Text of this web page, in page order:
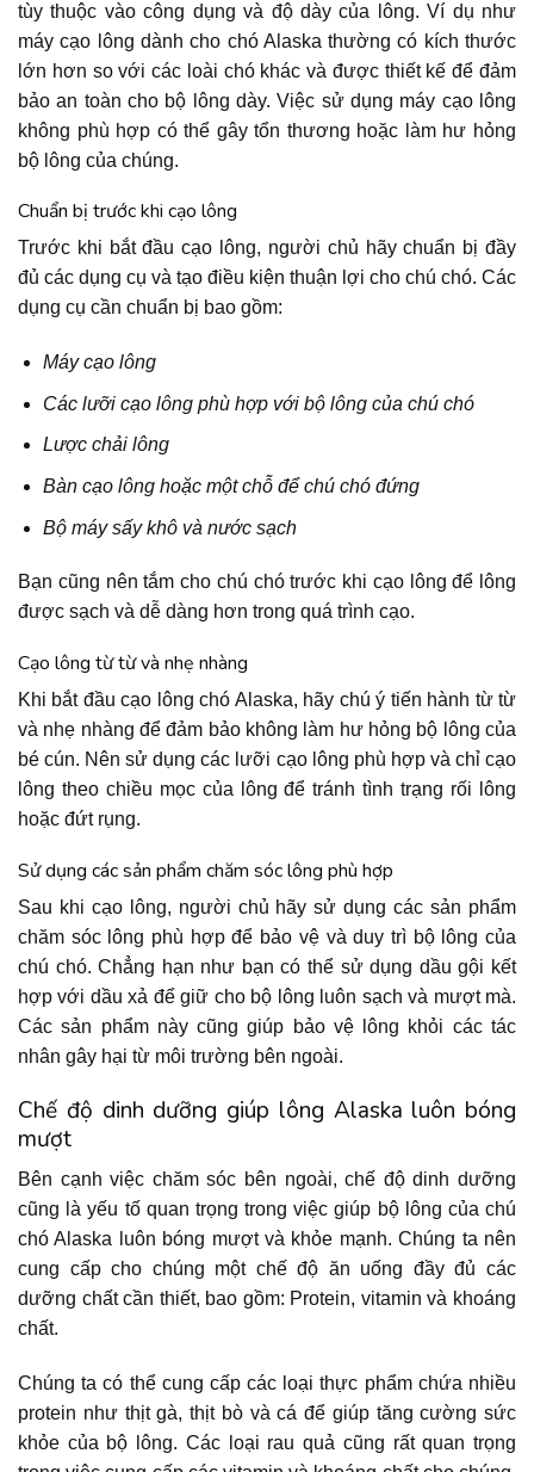
tùy thuộc vào công dụng và độ dày của lông. Ví dụ như
máy cạo lông dành cho chó Alaska thường có kích thước
lớn hơn so với các loài chó khác và được thiết kế để đảm
bảo an toàn cho bộ lông dày. Việc sử dụng máy cạo lông
không phù hợp có thể gây tổn thương hoặc làm hư hỏng
bộ lông của chúng.
Chuẩn bị trước khi cạo lông
Trước khi bắt đầu cạo lông, người chủ hãy chuẩn bị đầy
đủ các dụng cụ và tạo điều kiện thuận lợi cho chú chó. Các
dụng cụ cần chuẩn bị bao gồm:
Máy cạo lông
Các lưỡi cạo lông phù hợp với bộ lông của chú chó
Lược chải lông
Bàn cạo lông hoặc một chỗ để chú chó đứng
Bộ máy sấy khô và nước sạch
Bạn cũng nên tắm cho chú chó trước khi cạo lông để lông
được sạch và dễ dàng hơn trong quá trình cạo.
Cạo lông từ từ và nhẹ nhàng
Khi bắt đầu cạo lông chó Alaska, hãy chú ý tiến hành từ từ
và nhẹ nhàng để đảm bảo không làm hư hỏng bộ lông của
bé cún. Nên sử dụng các lưỡi cạo lông phù hợp và chỉ cạo
lông theo chiều mọc của lông để tránh tình trạng rối lông
hoặc đứt rụng.
Sử dụng các sản phẩm chăm sóc lông phù hợp
Sau khi cạo lông, người chủ hãy sử dụng các sản phẩm
chăm sóc lông phù hợp để bảo vệ và duy trì bộ lông của
chú chó. Chẳng hạn như bạn có thể sử dụng dầu gội kết
hợp với dầu xả để giữ cho bộ lông luôn sạch và mượt mà.
Các sản phẩm này cũng giúp bảo vệ lông khỏi các tác
nhân gây hại từ môi trường bên ngoài.
Chế độ dinh dưỡng giúp lông Alaska luôn bóng
mượt
Bên cạnh việc chăm sóc bên ngoài, chế độ dinh dưỡng
cũng là yếu tố quan trọng trong việc giúp bộ lông của chú
chó Alaska luôn bóng mượt và khỏe mạnh. Chúng ta nên
cung cấp cho chúng một chế độ ăn uống đầy đủ các
dưỡng chất cần thiết, bao gồm: Protein, vitamin và khoáng
chất.
Chúng ta có thể cung cấp các loại thực phẩm chứa nhiều
protein như thịt gà, thịt bò và cá để giúp tăng cường sức
khỏe của bộ lông. Các loại rau quả cũng rất quan trọng